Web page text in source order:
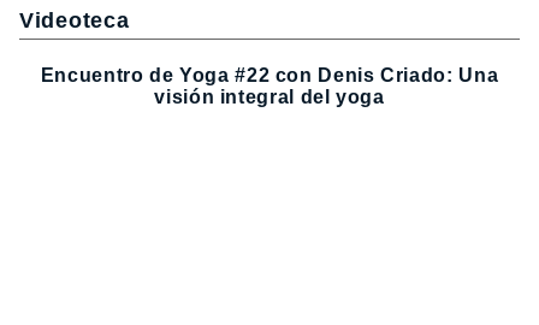
Videoteca
Encuentro de Yoga #22 con Denis Criado: Una
visión integral del yoga